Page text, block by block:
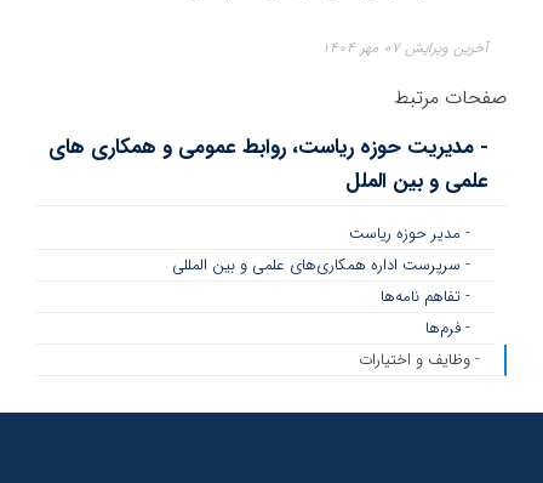
آخرین ویرایش ۰۷ مهر ۱۴۰۴
صفحات مرتبط
- مدیریت حوزه ریاست، روابط عمومی و همکاری های
علمی و بین الملل
- مدیر حوزه ریاست
- سرپرست اداره همکاری‌های علمی و بین المللی
- تفاهم نامه‌ها
- فرم‌ها
- وظایف و اختیارات